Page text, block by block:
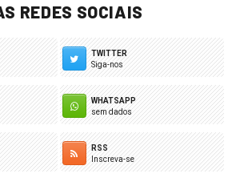
REDES SOCIAIS
TWITTER
Siga-nos
WHATSAPP
sem dados
RSS
Inscreva-se